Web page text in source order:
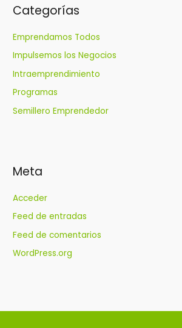
Categorías
Emprendamos Todos
Impulsemos los Negocios
Intraemprendimiento
Programas
Semillero Emprendedor
Meta
Acceder
Feed de entradas
Feed de comentarios
WordPress.org